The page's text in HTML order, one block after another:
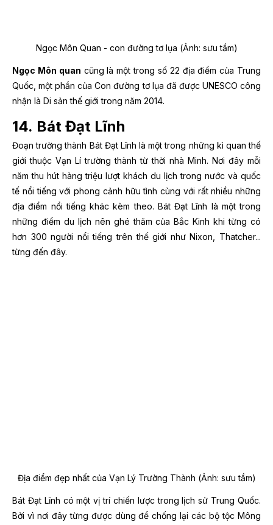
Ngọc Môn Quan - con đường tơ lụa (Ảnh: sưu tầm)
Ngọc Môn quan cũng là một trong số 22 địa điểm của Trung
Quốc, một phần của Con đường tơ lụa đã được UNESCO công
nhận là Di sản thế giới trong năm 2014.
14. Bát Đạt Lĩnh
Đoạn trường thành Bát Đạt Lĩnh là một trong những kì quan thế
giới thuộc Vạn Lí trường thành từ thời nhà Minh. Nơi đây mỗi
năm thu hút hàng triệu lượt khách du lịch trong nước và quốc
tế nổi tiếng với phong cảnh hữu tình cùng với rất nhiều những
địa điểm nổi tiếng khác kèm theo. Bát Đạt Lĩnh là một trong
những điểm du lịch nên ghé thăm của Bắc Kinh khi từng có
hơn 300 người nổi tiếng trên thế giới như Nixon, Thatcher...
từng đến đây.
Địa điểm đẹp nhất của Vạn Lý Trường Thành (Ảnh: sưu tầm)
Bát Đạt Lĩnh có một vị trí chiến lược trong lịch sử Trung Quốc.
Bởi vì nơi đây từng được dùng để chống lại các bộ tộc Mông